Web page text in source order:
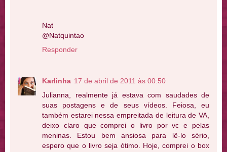
Nat
@Natquintao
Responder
Karlinha 17 de abril de 2011 às 00:50
Julianna, realmente já estava com saudades de
suas postagens e de seus vídeos. Feiosa, eu
também estarei nessa empreitada de leitura de VA,
deixo claro que comprei o livro por vc e pelas
meninas. Estou bem ansiosa para lê-lo sério,
espero que o livro seja ótimo. Hoje, comprei o box